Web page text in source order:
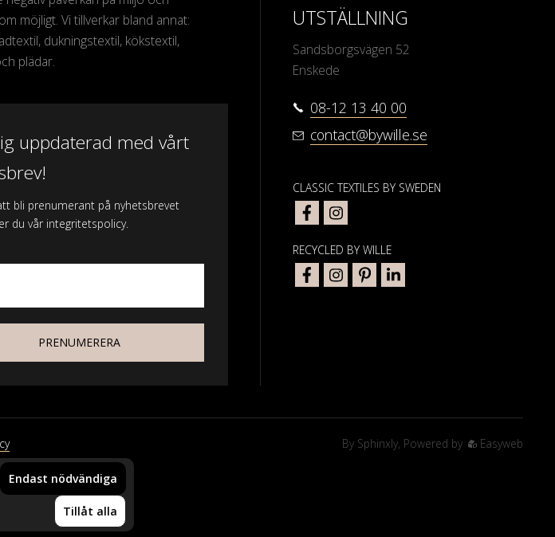
har lagts i
möjligt. Vi tillverkar bland annat:
dukningstextil, kökstextil,
plädar.
uppdaterad med vårt
bli prenumerant på nyhetsbrevet
du vår integritetspolicy.
PRENUMERERA
UTSTÄLLNING
Sandsborgsvägen 52
Enskede
08-12 13 40 00
contact@bywille.se
CLASSIC TEXTILES BY SWEDEN
RECYCLED BY WILLE
By Sphinxly, Powered by Easyweb
Endast nödvändiga
Tillåt alla